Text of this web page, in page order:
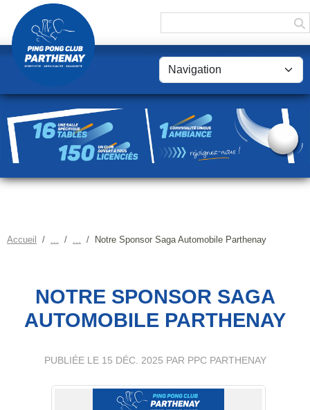
Accueil Notre Sponsor Saga Automobile Parthenay
NOTRE SPONSOR SAGA
AUTOMOBILE PARTHENAY
PUBLIÉE LE 15 DÉC. 2025 PAR PPC PARTHENAY
Panneau de gestion des cookies